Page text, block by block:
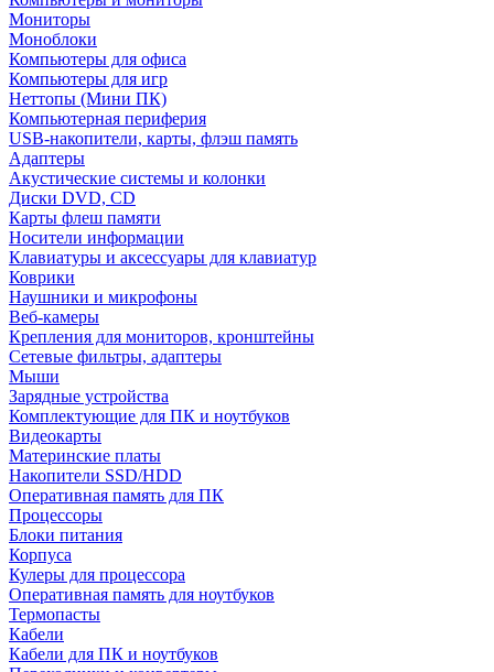
Мониторы
Моноблоки
Компьютеры для офиса
Компьютеры для игр
Неттопы (Мини ПК)
Компьютерная периферия
USB-накопители, карты, флэш память
Адаптеры
Акустические системы и колонки
Диски DVD, CD
Карты флеш памяти
Носители информации
Клавиатуры и аксессуары для клавиатур
Коврики
Наушники и микрофоны
Веб-камеры
Крепления для мониторов, кронштейны
Сетевые фильтры, адаптеры
Мыши
Зарядные устройства
Комплектующие для ПК и ноутбуков
Видеокарты
Материнские платы
Накопители SSD/HDD
Оперативная память для ПК
Процессоры
Блоки питания
Корпуса
Кулеры для процессора
Оперативная память для ноутбуков
Термопасты
Кабели
Кабели для ПК и ноутбуков